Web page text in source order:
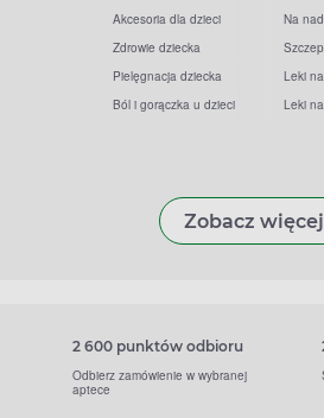
Akcesoria dla dzieci
Zdrowie dziecka
Pielęgnacja dziecka
Ból i gorączka u dzieci
Na
Leki
Leki
Zobacz więcej
2 600 punktów odbioru
Odbierz zamówienie w wybranej
aptece